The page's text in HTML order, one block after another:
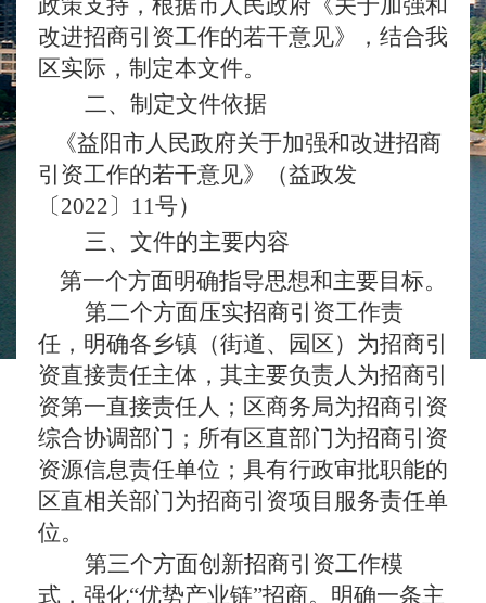
政策支持，根据市人民政府《关于加强和
改进招商引资工作的若干意见》，结合我
区实际，制定本文件。
二、制定文件依据
《益阳市人民政府关于加强和改进招商
引资工作的若干意见》（益政发
〔2022〕11号）
三、 文件的主要内容
第一个方面明确指导思想和主要目标。
第二个方面压实招商引资工作责
任，明确各乡镇（街道、 园区） 为招商引
资直接责任主体，其主要负责人为招商引
资第一直接责任人 ；区商务局为招商引资
综合协调部门；所有区直部门为招商引资
资源信息责任单位；具有行政审批职能的
区直相关部门为招商引资项目服务责任单
位。
第三个方面创新招商引资工作模
式，强化“优势产业链”招商。明确一条主